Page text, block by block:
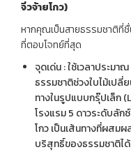
จิ่วจ้ายโกว)
หากคุณเป็นสายธรรมชาติที่
ที่ตอบโจทย์ที่สุด
จุดเด่น : ใช้เวลาประม
ธรรมชาติช่วงใบไม้เปลี่
ทางในรูปแบบกรุ๊ปเล็ก
โรงแรม 5 ดาวระดับลัก
โกว เป็นเส้นทางที่ผสม
บริสุทธิ์ของธรรมชาติไ